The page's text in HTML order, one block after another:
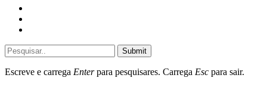
Submit
Escreve e carrega Enterpara pesquisares. Carrega Esc para sair.